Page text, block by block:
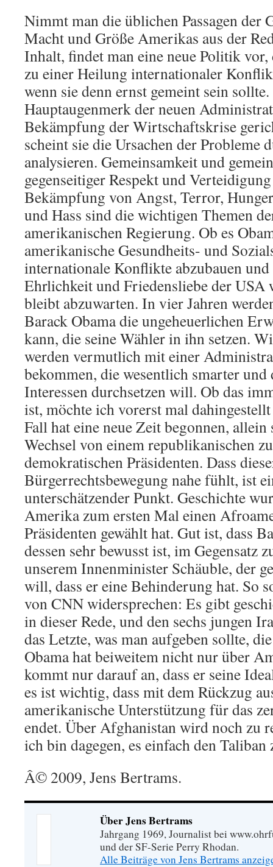
Nimmt man die üblichen Passagen der
Macht und Größe Amerikas aus der
Inhalt, findet man eine neue Politik
zu einer Heilung internationaler
wenn sie denn ernst gemeint sein
Hauptaugenmerk der neuen
Bekämpfung der Wirtschaftskrise
scheint sie die Ursachen der Probleme
analysieren. Gemeinsamkeit und
gegenseitiger Respekt und
Bekämpfung von Angst, Terror,
und Hass sind die wichtigen Themen
amerikanischen Regierung. Ob es
amerikanische Gesundheits- und
internationale Konflikte abzubauen
Ehrlichkeit und Friedensliebe der USA
bleibt abzuwarten. In vier Jahren
Barack Obama die ungeheuerlichen
kann, die seine Wähler in ihn setzen.
werden vermutlich mit einer
bekommen, die wesentlich smarter
Interessen durchsetzen will. Ob das
ist, möchte ich vorerst mal
Fall hat eine neue Zeit begonnen, allein
Wechsel von einem republikanischen
demokratischen Präsidenten. Dass
Bürgerrechtsbewegung nahe fühlt, ist
unterschätzender Punkt. Geschichte
Amerika zum ersten Mal einen
Präsidenten gewählt hat. Gut ist, dass
dessen sehr bewusst ist, im Gegensatz
unserem Innenminister Schäuble, der
will, dass er eine Behinderung hat. So
von CNN widersprechen: Es gibt
in dieser Rede, und den sechs jungen
das Letzte, was man aufgeben sollte,
Obama hat beiweitem nicht nur über
kommt nur darauf an, dass er seine
es ist wichtig, dass mit dem Rückzug
amerikanische Unterstützung für das
endet. Über Afghanistan wird noch zu
ich bin dagegen, es einfach den Taliban
Â© 2009, Jens Bertrams.
Über Jens Bertrams
Jahrgang 1969, Journalist bei
und der SF-Serie Perry Rhodan.
Alle Beiträge von Jens Bertrams